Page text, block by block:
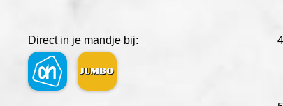
Direct in je mandje bij: